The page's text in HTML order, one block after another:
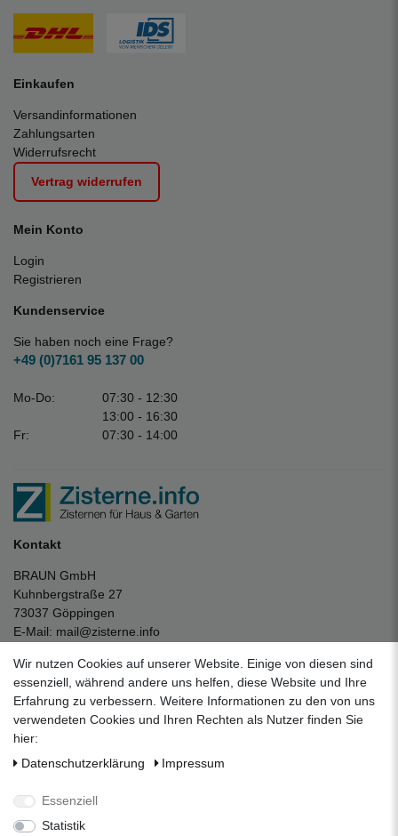
Einkaufen
Versandinformationen
Zahlungsarten
Widerrufsrecht
Vertrag widerrufen
Mein Konto
Login
Registrieren
Kundenservice
Sie haben noch eine Frage?
+49 (0)7161 95 137 00
Mo-Do:
07:30 - 12:30
13:00 - 16:30
Fr:
07:30 - 14:00
Kontakt
BRAUN GmbH
Kuhnbergstraße 27
73037 Göppingen
E-Mail: mail@zisterne.info
Unternehmen
Datenschutzerklärung
Impressum
Über uns
Folgen Sie uns auf Social Media
Wir nutzen Cookies auf unserer Website. Einige von diesen sind
essenziell, während andere uns helfen, diese Website und Ihre
Erfahrung zu verbessern. Weitere Informationen zu den von uns
verwendeten Cookies und Ihren Rechten als Nutzer finden Sie
hier:
Daten­schutz­erklärung
Impressum
Essenziell
Statistik